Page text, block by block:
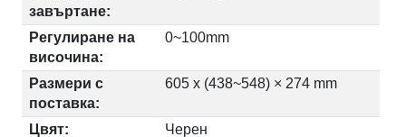
завъртане:
Регулиране на
височина:
0~100mm
Размери с
поставка:
605 x (438~548) × 274 mm
Цвят:
Черен